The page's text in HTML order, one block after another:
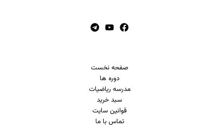
صفحه نخست
دوره ها
مدرسه ریاضیات
سبد خرید
قوانین سایت
تماس با ما